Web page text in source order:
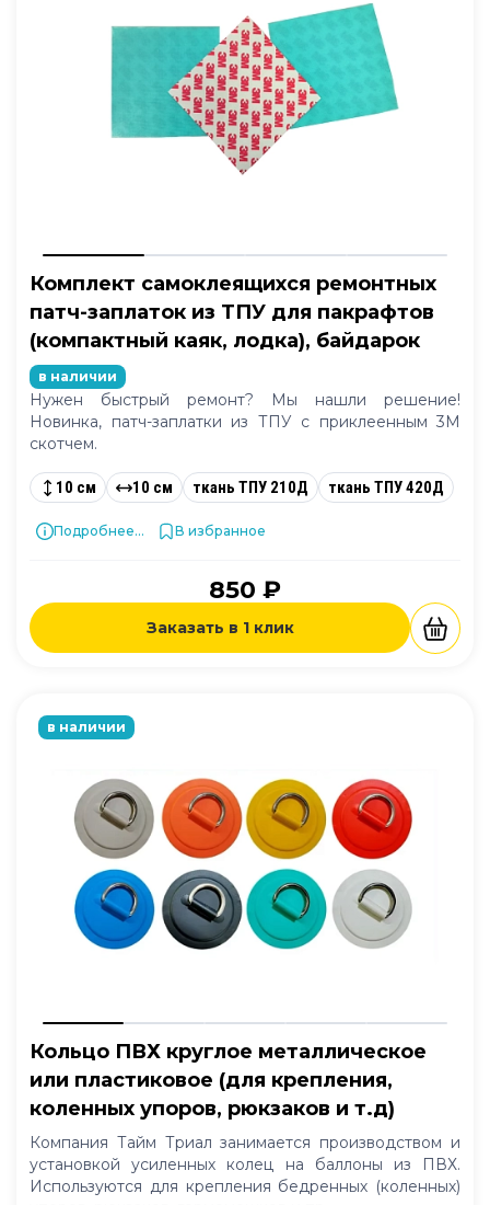
Комплект самоклеящихся ремонтных
патч-заплаток из ТПУ для пакрафтов
(компактный каяк, лодка), байдарок
в наличии
Нужен быстрый ремонт? Мы нашли решение!
Новинка, патч-заплатки из ТПУ с приклеенным 3М
скотчем.
10 см 10 см ткань ТПУ 210Д ткань ТПУ 420Д
Подробнее... В избранное
850 ₽
Заказать в 1 клик
в наличии
Кольцо ПВХ круглое металлическое
или пластиковое (для крепления,
коленных упоров, рюкзаков и т.д)
Компания Тайм Триал занимается производством и
установкой усиленных колец на баллоны из ПВХ.
Используются для крепления бедренных (коленных)